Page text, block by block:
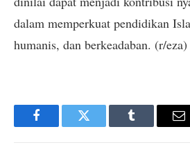
dalam memperkuat pendidikan
humanis, dan berkeadaban. (r/eza)
FacebookTwitter Tumblr